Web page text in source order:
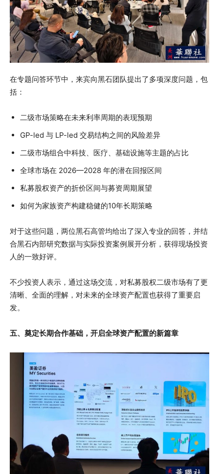
在专题问答环节中，来宾向黑石团队提出了多项深度问题，包
括：
二级市场策略在未来利率周期的表现预期
GP-led 与 LP-led 交易结构之间的风险差异
二级市场组合中科技、医疗、基础设施等主题的占比
全球市场在 2026—2028 年的潜在回报区间
私募股权资产的折价区间与募资周期展望
如何为家族资产构建稳健的10年长期策略
对于这些问题，两位黑石高管均给出了深入专业的回答，并结
合黑石内部研究数据与实际投资案例展开分析，获得现场投资
人的一致好评。
不少投资人表示，通过这场交流，对私募股权二级市场有了更
清晰、全面的理解，对未来的全球资产配置也获得了重要启
发。
五、奠定长期合作基础，开启全球资产配置的新篇章